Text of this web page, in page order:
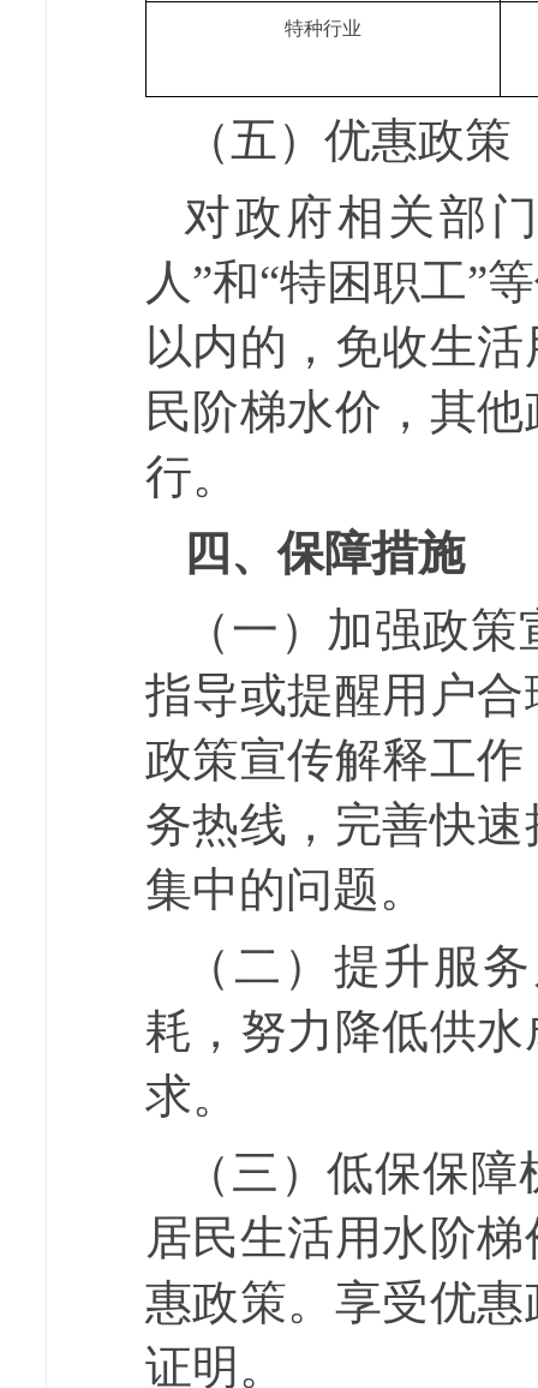
特种行业
（五）优惠政策
对政府相关部
人”和“特困职工”
以内的，免收生
民阶梯水价，其
行。
四、保障措施
（一）加强政策
指导或提醒用户
政策宣传解释工
务热线，完善快
集中的问题。
（二）提升服
耗，努力降低供
求。
（三）低保保障
居民生活用水阶
惠政策。享受优
证明。